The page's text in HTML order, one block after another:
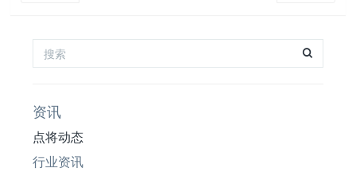
资讯
点将动态
行业资讯